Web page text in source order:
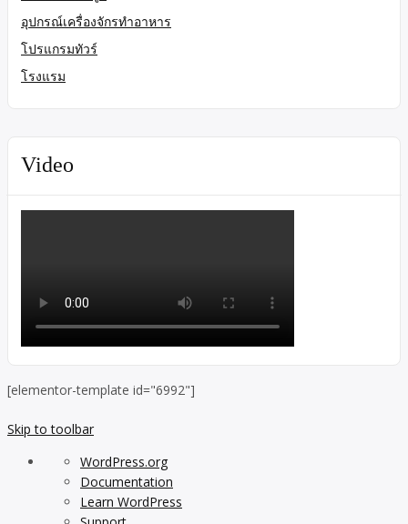
อุปกรณ์เครื่องจักรทำอาหาร
โปรแกรมทัวร์
โรงแรม
Video
[elementor-template id="6992"]
Skip to toolbar
About
WordPress
WordPress.org
Documentation
Learn WordPress